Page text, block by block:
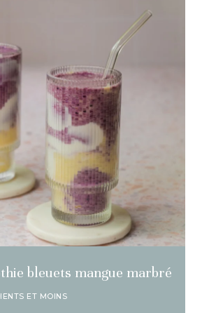
bleuets mangue marbré
ET MOINS